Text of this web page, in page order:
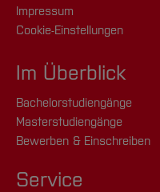
Impressum
Cookie-Einstellungen
Im Überblick
Bachelorstudiengänge
Masterstudiengänge
Bewerben & Einschreiben
Service